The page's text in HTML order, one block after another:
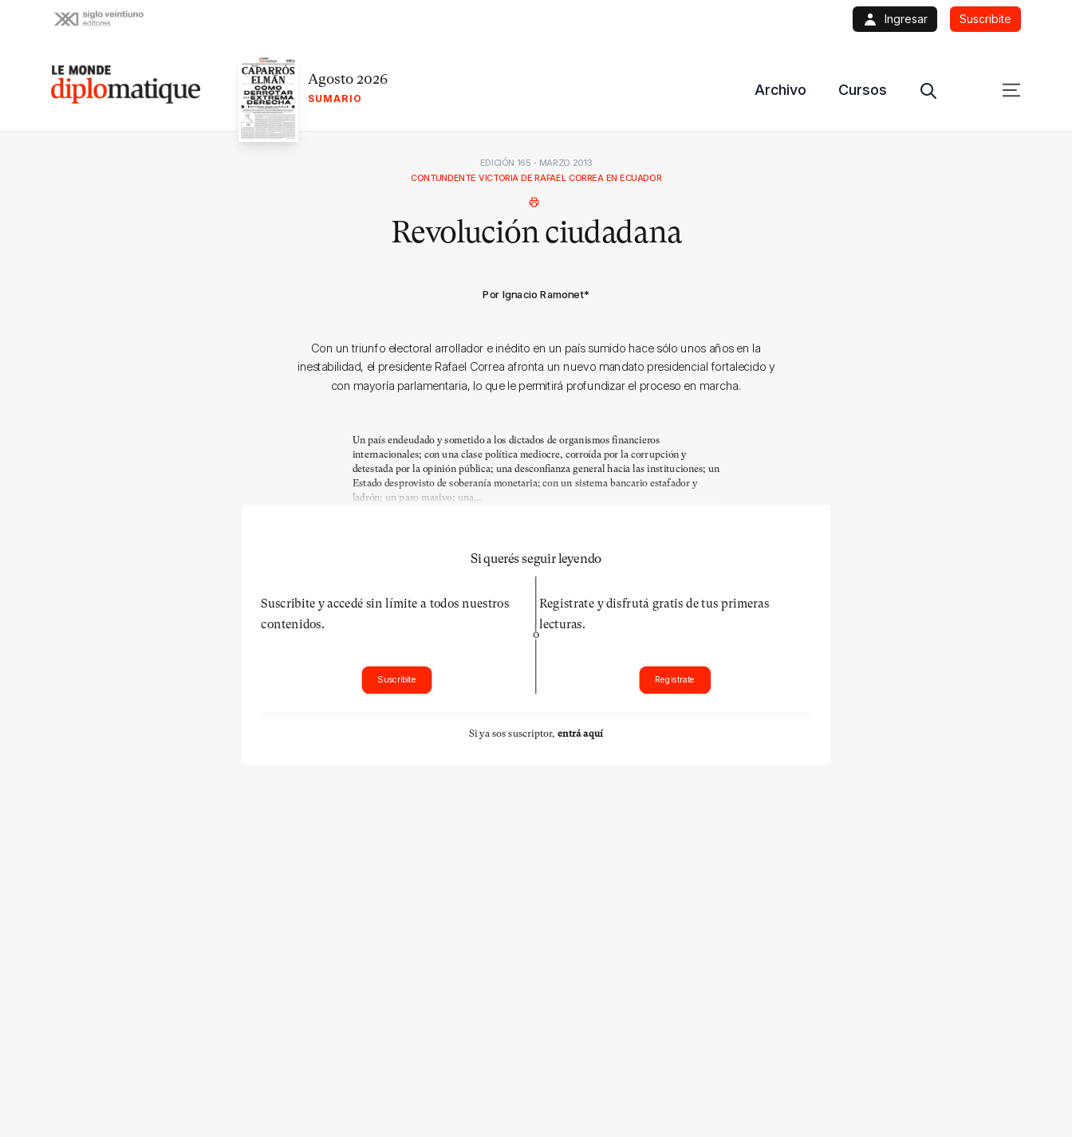
Ingresar Suscribite
Le monde diplomatique Agosto 2026
SUMARIO
Archivo Cursos
EDICIÓN 165 - MARZO 2013
CONTUNDENTE VICTORIA DE RAFAEL CORREA EN ECUADOR
Revolución ciudadana
Por Ignacio Ramonet*
Con un triunfo electoral arrollador e inédito en un país sumido hace sólo unos años en la
inestabilidad, el presidente Rafael Correa afronta un nuevo mandato presidencial fortalecido y
con mayoría parlamentaria, lo que le permitirá profundizar el proceso en marcha.
Un país endeudado y sometido a los dictados de organismos financieros
internacionales; con una clase política mediocre, corroída por la corrupción y
detestada por la opinión pública; una desconfianza general hacia las instituciones; un
Estado desprovisto de soberanía monetaria; con un sistema bancario estafador y
ladrón; un paro masivo; una...
Si querés seguir leyendo
Suscribite y accedé sin límite a todos nuestros
contenidos.
Suscribite
O
Registrate y disfrutá gratis de tus primeras
lecturas.
Registrate
Si ya sos suscriptor, entrá aquí